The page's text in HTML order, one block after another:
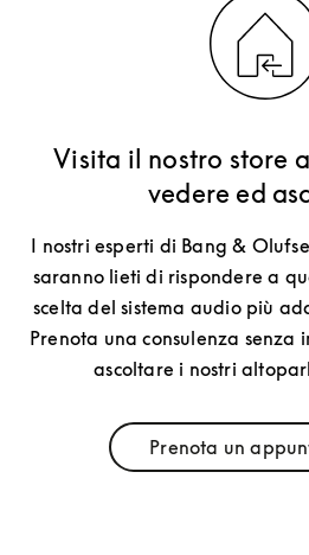
Visita il nostro store
vedere ed
I nostri esperti di Bang &
saranno lieti di rispondere a
scelta del sistema audio più
Prenota una consulenza senza
ascoltare i nostri
Prenota un Link